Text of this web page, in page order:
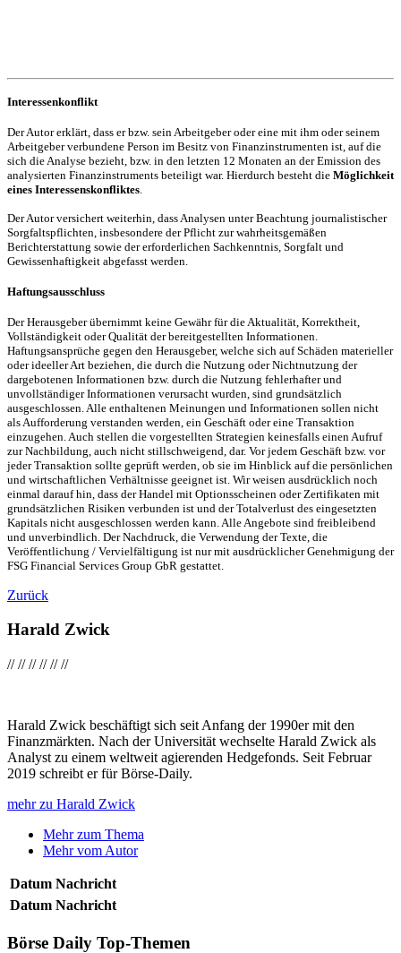
Interessenkonflikt
Der Autor erklärt, dass er bzw. sein Arbeitgeber oder eine mit ihm oder seinem
Arbeitgeber verbundene Person im Besitz von Finanzinstrumenten ist, auf die
sich die Analyse bezieht, bzw. in den letzten 12 Monaten an der Emission des
analysierten Finanzinstruments beteiligt war. Hierdurch besteht die Möglichkeit
eines Interessenskonfliktes.
Der Autor versichert weiterhin, dass Analysen unter Beachtung journalistischer
Sorgfaltspflichten, insbesondere der Pflicht zur wahrheitsgemäßen
Berichterstattung sowie der erforderlichen Sachkenntnis, Sorgfalt und
Gewissenhaftigkeit abgefasst werden.
Haftungsausschluss
Der Herausgeber übernimmt keine Gewähr für die Aktualität, Korrektheit,
Vollständigkeit oder Qualität der bereitgestellten Informationen.
Haftungsansprüche gegen den Herausgeber, welche sich auf Schäden materieller
oder ideeller Art beziehen, die durch die Nutzung oder Nichtnutzung der
dargebotenen Informationen bzw. durch die Nutzung fehlerhafter und
unvollständiger Informationen verursacht wurden, sind grundsätzlich
ausgeschlossen. Alle enthaltenen Meinungen und Informationen sollen nicht
als Aufforderung verstanden werden, ein Geschäft oder eine Transaktion
einzugehen. Auch stellen die vorgestellten Strategien keinesfalls einen Aufruf
zur Nachbildung, auch nicht stillschweigend, dar. Vor jedem Geschäft bzw. vor
jeder Transaktion sollte geprüft werden, ob sie im Hinblick auf die persönlichen
und wirtschaftlichen Verhältnisse geeignet ist. Wir weisen ausdrücklich noch
einmal darauf hin, dass der Handel mit Optionsscheinen oder Zertifikaten mit
grundsätzlichen Risiken verbunden ist und der Totalverlust des eingesetzten
Kapitals nicht ausgeschlossen werden kann. Alle Angebote sind freibleibend
und unverbindlich. Der Nachdruck, die Verwendung der Texte, die
Veröffentlichung / Vervielfältigung ist nur mit ausdrücklicher Genehmigung der
FSG Financial Services Group GbR gestattet.
Zurück
Harald Zwick
////////////
Harald Zwick beschäftigt sich seit Anfang der 1990er mit den
Finanzmärkten. Nach der Universität wechselte Harald Zwick als
Analyst zu einem weltweit agierenden Hedgefonds. Seit Februar
2019 schreibt er für Börse-Daily.
mehr zu Harald Zwick
Mehr zum Thema
Mehr vom Autor
Datum Nachricht
Datum Nachricht
Börse Daily Top-Themen